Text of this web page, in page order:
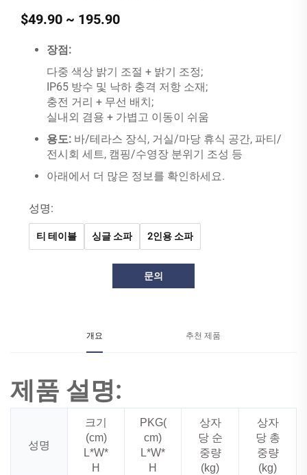
$49.90 ~ 195.90
장점:
다중 색상 밝기 조절 + 밝기 조정;
IP65 방수 및 낙하 충격 저항 소재;
충전 거리 + 무선 배치;
실내외 겸용 + 가볍고 이동이 쉬움
용도: 바/테라스 장식, 거실/마당 휴식 공간, 파티/
전시회 세트, 캠핑/수영장 분위기 조성 등
아래에서 더 많은 정보를 확인하세요.
성명:
티 테이블 싱글 소파 2인용 소파
문의
개요 추천 제품
제품 설명:
성명
크기
(cm)
L*W*
H
PKG(
cm)
L*W*
H
상자
당 순
중량
(kg)
상자
당 총
중량
(kg)